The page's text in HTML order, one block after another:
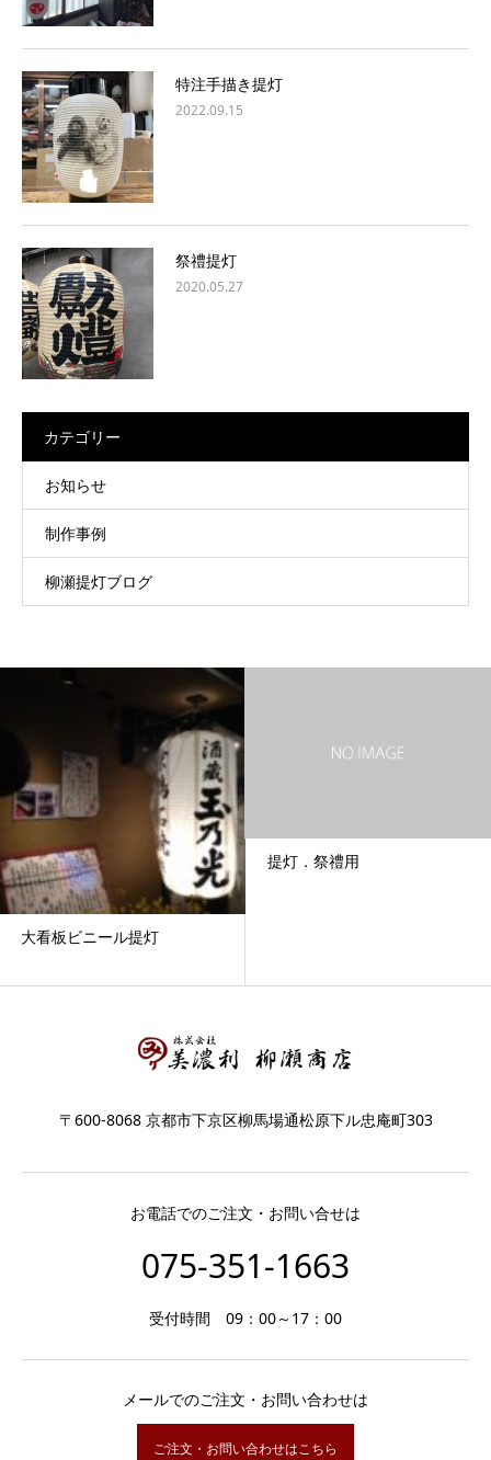
特注手描き提灯
2022.09.15
祭禮提灯
2020.05.27
カテゴリー
お知らせ
制作事例
柳瀬提灯ブログ
大看板ビニール提灯
提灯．祭禮用
〒600-8068 京都市下京区柳馬場通松原下ル忠庵町303
お電話でのご注文・お問い合せは
075-351-1663
受付時間 09：00～17：00
メールでのご注文・お問い合わせは
ご注文・お問い合わせはこちら